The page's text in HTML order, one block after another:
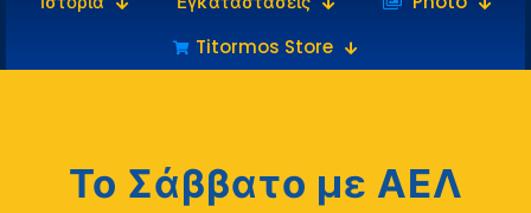
Titormos Store
Το Σάββατο με ΑΕΛ